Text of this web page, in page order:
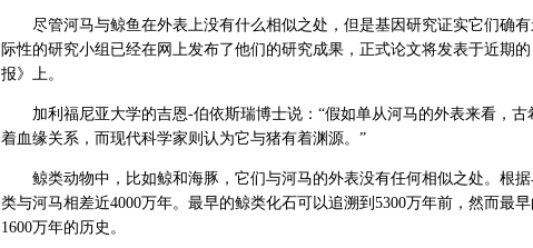
尽管河马与鲸鱼在外表上没有什么相似之处，但是基因研究证实它们确有
际性的研究小组已经在网上发布了他们的研究成果，正式论文将发表于近期
报》上。
加利福尼亚大学的吉恩-伯依斯瑞博士说：“假如单从河马的外表来看，古
着血缘关系，而现代科学家则认为它与猪有着渊源。”
鲸类动物中，比如鲸和海豚，它们与河马的外表没有任何相似之处。根据
类与河马相差近4000万年。最早的鲸类化石可以追溯到5300万年前，然而最
1600万年的历史。